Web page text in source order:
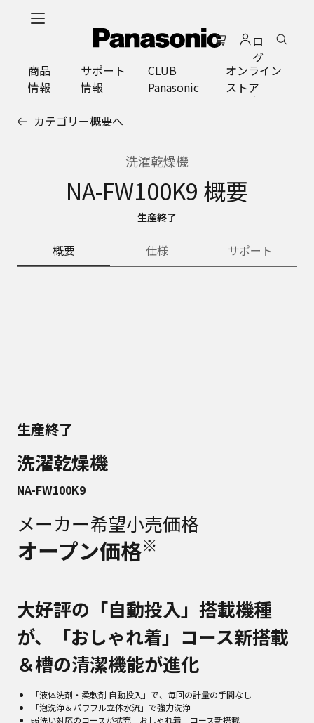
ロ
グ
イ
ン
商品
情報
サポート
情報
CLUB
Panasonic
オンライン
ストア
カテゴリー概要へ
洗濯乾燥機
NA-FW100K9 概要
生産終了
概要 仕様 サポート
生産終了
洗濯乾燥機
NA-FW100K9
メーカー希望小売価格
オープン価格※
大好評の「自動投入」搭載機種
が、「おしゃれ着」コース新搭載
＆槽の清潔機能が進化
「液体洗剤・柔軟剤 自動投入」で、毎回の計量の手間なし
「泡洗浄＆パワフル立体水流」で強力洗浄
弱洗い対応のコースが拡充「おしゃれ着」コース新搭載